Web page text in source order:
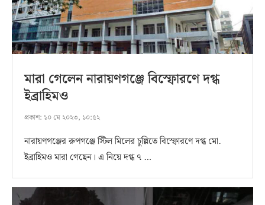
মারা গেলেন নারায়ণগঞ্জে বিস্ফোরণে দগ্ধ
ইব্রাহিমও
প্রকাশ: ১০ মে ২০২৩, ১০:৫২
নারায়ণগঞ্জের রুপগঞ্জে স্টিল মিলের চুল্লিতে বিস্ফোরণে দগ্ধ মো.
ইব্রাহিমও মারা গেছেন। এ নিয়ে দগ্ধ ৭ …